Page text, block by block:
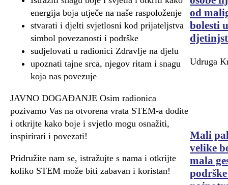
energija boja utječe na naše raspoloženje
stvarati i djelti svjetlosni kod prijateljstva
simbol povezanosti i podrške
sudjelovati u radionici Zdravlje na djelu
upoznati tajne srca, njegov ritam i snagu
koja nas povezuje
JAVNO DOGAĐANJE Osim radionica
pozivamo Vas na otvorena vrata STEM-a dođite
i otkrijte kako boje i svjetlo mogu osnažiti,
inspirirati i povezati!
Pridružite nam se, istražujte s nama i otkrijte
koliko STEM može biti zabavan i koristan!
od
bolesti u
Udruga
Mali
velike
mala